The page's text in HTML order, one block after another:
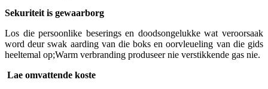
Sekuriteit is gewaarborg
Los die persoonlike beserings en doodsongelukke wat veroorsaak
word deur swak aarding van die boks en oorvleueling van die gids
heeltemal op;Warm verbranding produseer nie verstikkende gas nie.
Lae omvattende koste